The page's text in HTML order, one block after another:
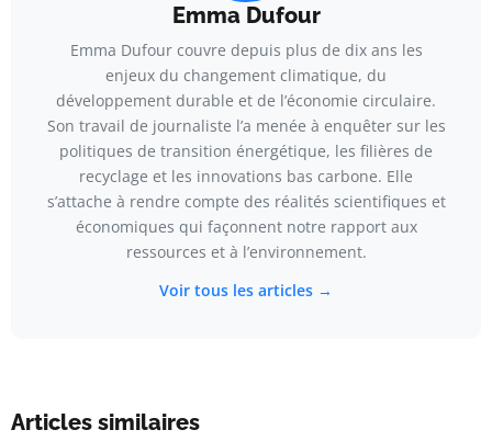
Emma Dufour
Emma Dufour couvre depuis plus de dix ans les
enjeux du changement climatique, du
développement durable et de l’économie circulaire.
Son travail de journaliste l’a menée à enquêter sur les
politiques de transition énergétique, les filières de
recyclage et les innovations bas carbone. Elle
s’attache à rendre compte des réalités scientifiques et
économiques qui façonnent notre rapport aux
ressources et à l’environnement.
Voir tous les articles →
Articles similaires